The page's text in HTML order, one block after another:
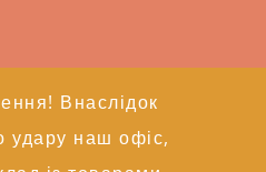
Внаслідок
удару наш офіс,